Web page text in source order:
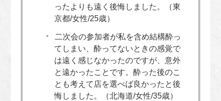
ったよりも遠く後悔しました。（東
京都/女性/25歳）
二次会の参加者が私を含め結構酔っ
てしまい、酔ってないときの感覚で
は遠く感じなかったのですが、意外
と遠かったことです。酔った後のこ
とも考えて店を選べば良かったと後
悔しました。（北海道/女性/35歳）